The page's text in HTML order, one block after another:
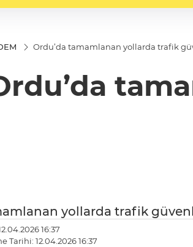
Ordu’da tamamlanan yollarda trafik
yollarda trafik
16:37
Tarihi: 12.04.2026 16:37